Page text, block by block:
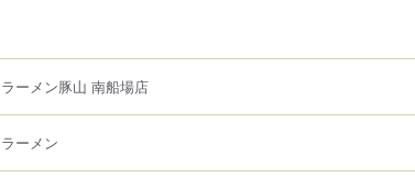
ラーメン豚山 南船場店
ラーメン